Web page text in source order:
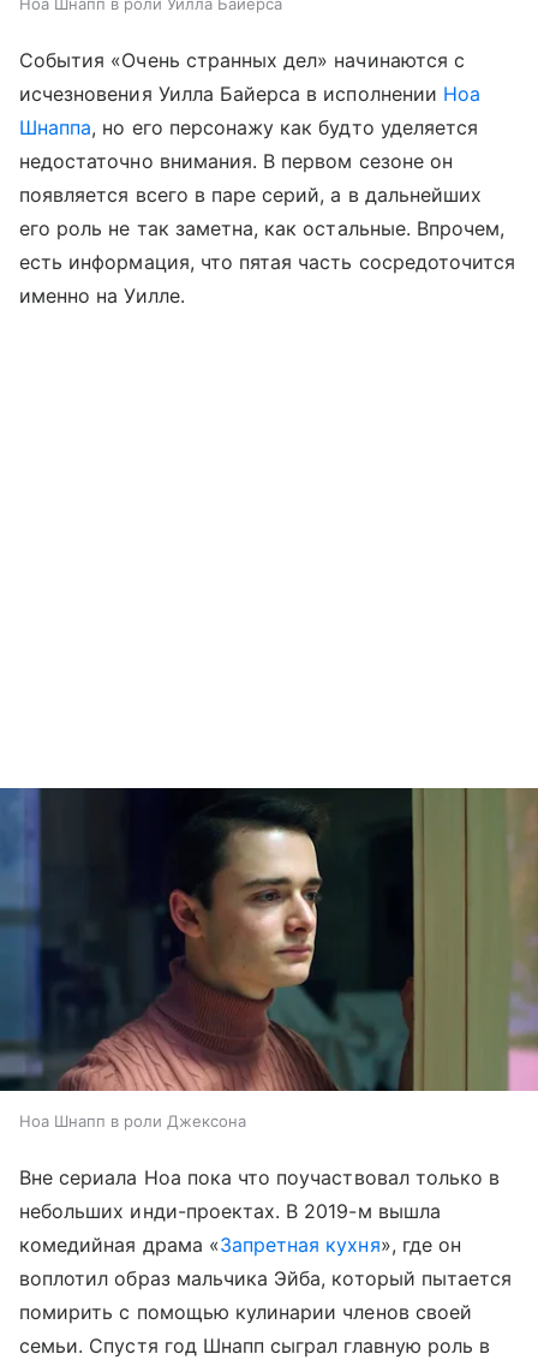
События «Очень странных дел» начинаются с
исчезновения Уилла Байерса в исполнении Ноа
Шнаппа, но его персонажу как будто уделяется
недостаточно внимания. В первом сезоне он
появляется всего в паре серий, а в дальнейших
его роль не так заметна, как остальные. Впрочем,
есть информация, что пятая часть сосредоточится
именно на Уилле.
Ноа Шнапп в роли Джексона
Вне сериала Ноа пока что поучаствовал только в
небольших инди-проектах. В 2019-м вышла
комедийная драма «Запретная кухня», где он
воплотил образ мальчика Эйба, который пытается
помирить с помощью кулинарии членов своей
семьи. Спустя год Шнапп сыграл главную роль в